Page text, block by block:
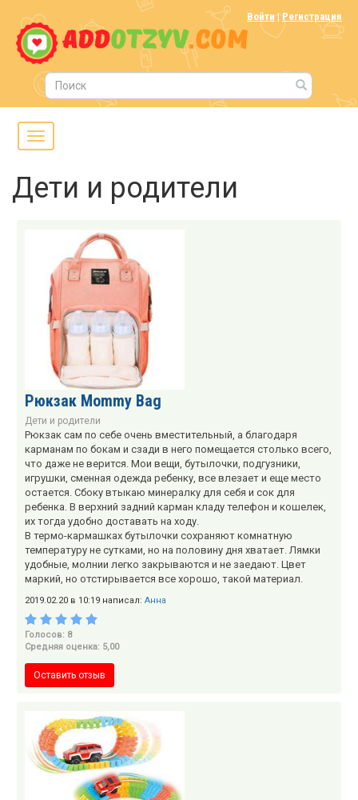
Войти|Регистрация
Дети и родители
Рюкзак Mommy Bag
Дети и родители
Рюкзак сам по себе очень вместительный, а благодаря
карманам по бокам и сзади в него помещается столько всего,
что даже не верится. Мои вещи, бутылочки, подгузники,
игрушки, сменная одежда ребенку, все влезает и еще место
остается. Сбоку втыкаю минералку для себя и сок для
ребенка. В верхний задний карман кладу телефон и кошелек,
их тогда удобно доставать на ходу.
В термо-кармашках бутылочки сохраняют комнатную
температуру не сутками, но на половину дня хватает. Лямки
удобные, молнии легко закрываются и не заедают. Цвет
маркий, но отстирывается все хорошо, такой материал.
2019.02.20 в 10:19 написал: Анна
Голосов: 8
Средняя оценка: 5,00
Оставить отзыв